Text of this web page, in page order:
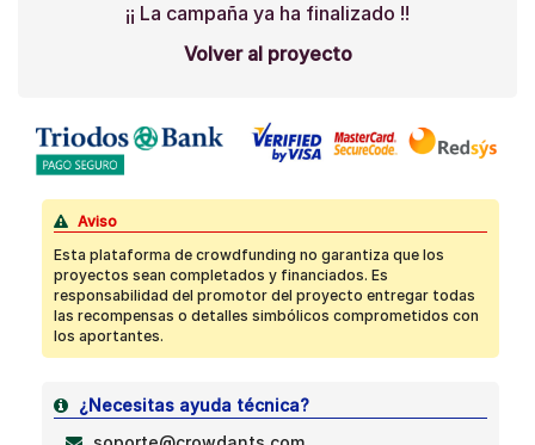
¡¡ La campaña ya ha finalizado !!
Volver al proyecto
Aviso
Esta plataforma de crowdfunding no garantiza que los
proyectos sean completados y financiados. Es
responsabilidad del promotor del proyecto entregar todas
las recompensas o detalles simbólicos comprometidos con
los aportantes.
¿Necesitas ayuda técnica?